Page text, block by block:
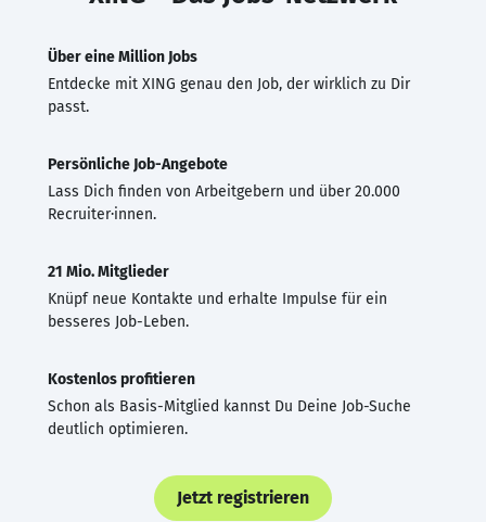
Über eine Million Jobs
Entdecke mit XING genau den Job, der wirklich zu Dir
passt.
Persönliche Job-Angebote
Lass Dich finden von Arbeitgebern und über 20.000
Recruiter·innen.
21 Mio. Mitglieder
Knüpf neue Kontakte und erhalte Impulse für ein
besseres Job-Leben.
Kostenlos profitieren
Schon als Basis-Mitglied kannst Du Deine Job-Suche
deutlich optimieren.
Jetzt registrieren